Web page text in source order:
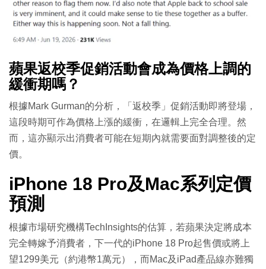
蘋果返校季促銷活動會成為價格上調的
緩衝期嗎？
根據Mark Gurman的分析，「返校季」促銷活動即將登場，
這段時期可作為價格上漲的緩衝，在邏輯上完全合理。然
而，這亦顯示出消費者可能在短期內就需要面對調整後的定
價。
iPhone 18 Pro及Mac系列定價
預測
根據市場研究機構TechInsights的估算，若蘋果決定將成本
完全轉嫁予消費者，下一代的iPhone 18 Pro起售價或將上
望1299美元（約港幣1萬元），而Mac及iPad產品線亦難獨